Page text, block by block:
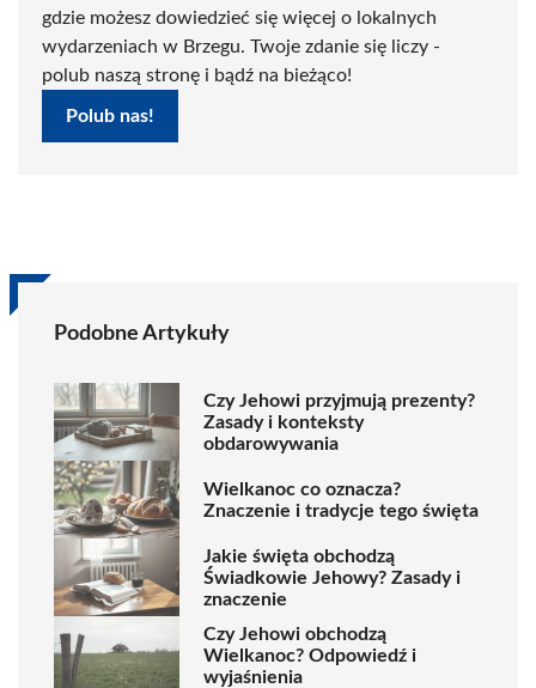
gdzie możesz dowiedzieć się więcej o lokalnych
wydarzeniach w Brzegu. Twoje zdanie się liczy -
polub naszą stronę i bądź na bieżąco!
Polub nas!
Podobne Artykuły
Czy Jehowi przyjmują prezenty?
Zasady i konteksty
obdarowywania
Wielkanoc co oznacza?
Znaczenie i tradycje tego święta
Jakie święta obchodzą
Świadkowie Jehowy? Zasady i
znaczenie
Czy Jehowi obchodzą
Wielkanoc? Odpowiedź i
wyjaśnienia